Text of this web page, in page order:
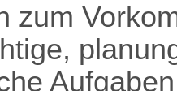
zum